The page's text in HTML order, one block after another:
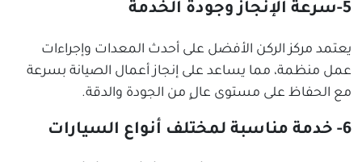
5-سرعة الإنجاز وجودة الخدمة
يعتمد مركز الركن الأفضل على أحدث المعدات وإجراءات
عمل منظمة، مما يساعد على إنجاز أعمال الصيانة بسرعة
مع الحفاظ على مستوى عالٍ من الجودة والدقة.
6- خدمة مناسبة لمختلف أنواع السيارات